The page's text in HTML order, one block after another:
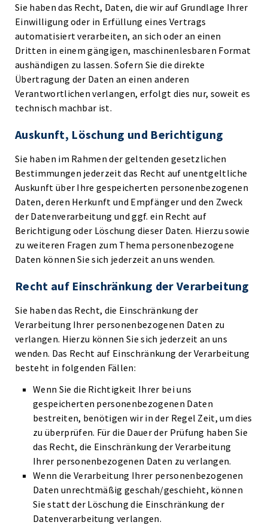
Sie haben das Recht, Daten, die wir auf Grundlage Ihrer
Einwilligung oder in Erfüllung eines Vertrags
automatisiert verarbeiten, an sich oder an einen
Dritten in einem gängigen, maschinenlesbaren Format
aushändigen zu lassen. Sofern Sie die direkte
Übertragung der Daten an einen anderen
Verantwortlichen verlangen, erfolgt dies nur, soweit es
technisch machbar ist.
Auskunft, Löschung und Berichtigung
Sie haben im Rahmen der geltenden gesetzlichen
Bestimmungen jederzeit das Recht auf unentgeltliche
Auskunft über Ihre gespeicherten personenbezogenen
Daten, deren Herkunft und Empfänger und den Zweck
der Datenverarbeitung und ggf. ein Recht auf
Berichtigung oder Löschung dieser Daten. Hierzu sowie
zu weiteren Fragen zum Thema personenbezogene
Daten können Sie sich jederzeit an uns wenden.
Recht auf Einschränkung der Verarbeitung
Sie haben das Recht, die Einschränkung der
Verarbeitung Ihrer personenbezogenen Daten zu
verlangen. Hierzu können Sie sich jederzeit an uns
wenden. Das Recht auf Einschränkung der Verarbeitung
besteht in folgenden Fällen:
Wenn Sie die Richtigkeit Ihrer bei uns
gespeicherten personenbezogenen Daten
bestreiten, benötigen wir in der Regel Zeit, um dies
zu überprüfen. Für die Dauer der Prüfung haben Sie
das Recht, die Einschränkung der Verarbeitung
Ihrer personenbezogenen Daten zu verlangen.
Wenn die Verarbeitung Ihrer personenbezogenen
Daten unrechtmäßig geschah/geschieht, können
Sie statt der Löschung die Einschränkung der
Datenverarbeitung verlangen.